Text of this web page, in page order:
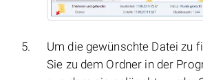
Um die gewünschte Datei zu
Sie zu dem Ordner in der